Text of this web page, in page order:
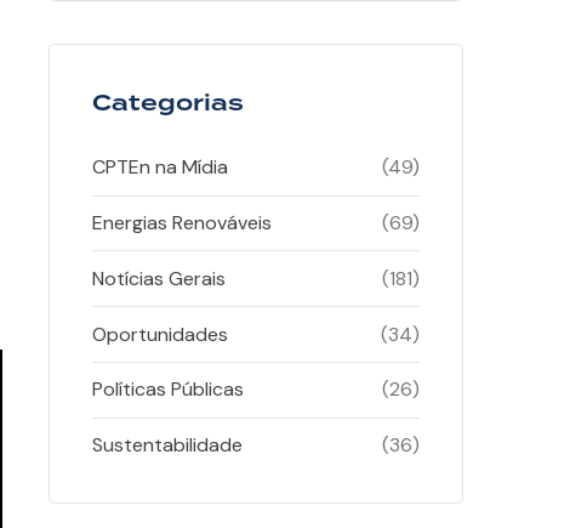
Categorias
CPTEn na Mídia (49)
Energias Renováveis (69)
Notícias Gerais (181)
Oportunidades (34)
Políticas Públicas (26)
Sustentabilidade (36)